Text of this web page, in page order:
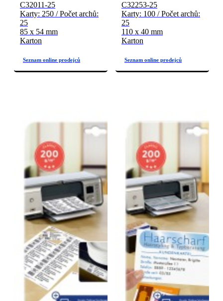
C32011-25
Karty: 250 / Počet archů:
25
85 x 54 mm
Karton
C32253-25
Karty: 100 / Počet archů:
25
110 x 40 mm
Karton